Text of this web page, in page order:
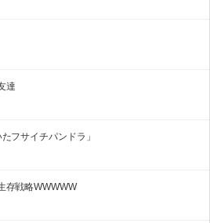
達
フサイチパンドラ」
存戦略WWWWW